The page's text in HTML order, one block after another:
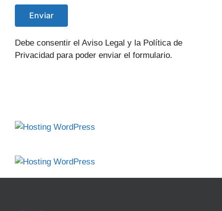
Debe consentir el Aviso Legal y la Política de
Privacidad para poder enviar el formulario.